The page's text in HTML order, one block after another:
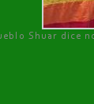
Shuar dice